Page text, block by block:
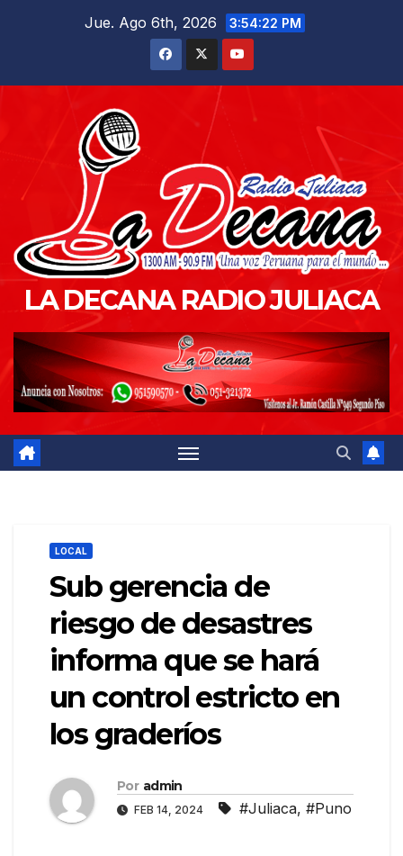
Jue. Ago 6th, 2026 3:54:23 PM
LA DECANA RADIO JULIACA
LOCAL
Sub gerencia de
riesgo de desastres
informa que se hará
un control estricto en
los graderíos
Por admin
FEB 14, 2024 #Juliaca, #Puno